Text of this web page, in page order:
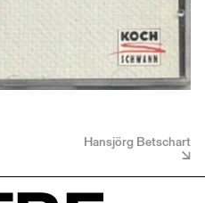
Hansjörg Betschart